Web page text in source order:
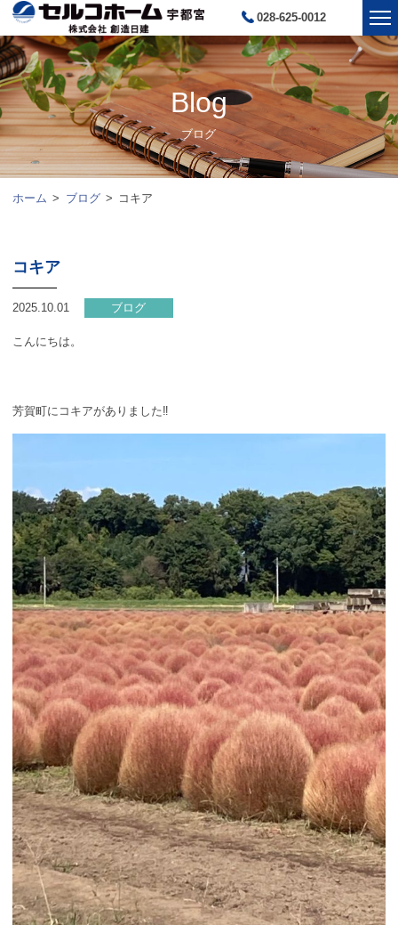
028-625-0012
Blog
ブログ
ホーム ブログ コキア
コキア
2025.10.01 ブログ
こんにちは。
芳賀町にコキアがありました‼